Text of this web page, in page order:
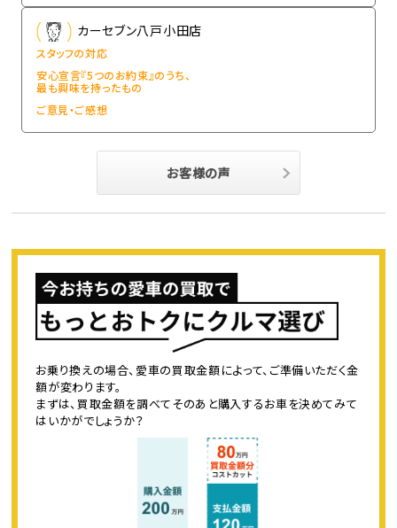
カーセブン八戸小田店
スタッフの対応
安心宣言『5つのお約束』のうち、
最も興味を持ったもの
ご意見・ご感想
お客様の声
お乗り換えの場合、愛車の買取金額によって、ご準備いただく金
額が変わります。
まずは、買取金額を調べてそのあと購入するお車を決めてみて
はいかがでしょうか？